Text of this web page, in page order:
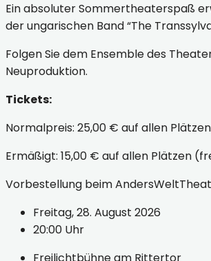
Ein absoluter Sommertheaterspaß
der ungarischen Band “The
Folgen Sie dem Ensemble des
Neuproduktion.
Tickets:
Normalpreis: 25,00 € auf allen
Ermäßigt: 15,00 € auf allen Plätzen
Vorbestellung beim
Freitag, 28. August 2026
20:00 Uhr